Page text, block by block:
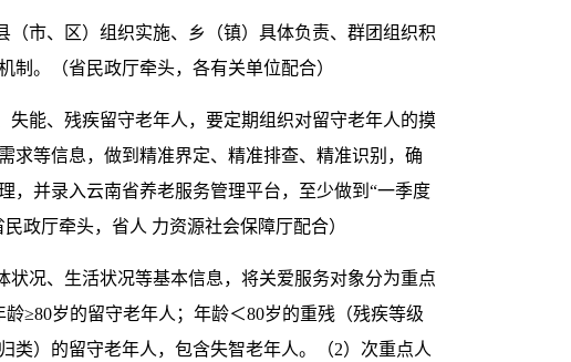
市、区）组织实施、乡（镇）具体负责、群团组织积
。（省民政厅牵头，各有关单位配合）
能、残疾留守老年人，要定期组织对留守老年人的摸
求等信息，做到精准界定、精准排查、精准识别，确
，并录入云南省养老服务管理平台，至少做到“一季度
政厅牵头，省人 力资源社会保障厅配合）
况、生活状况等基本信息，将关爱服务对象分为重点
≥80岁的留守老年人；年龄＜80岁的重残（残疾等级
）的留守老年人，包含失智老年人。（2）次重点人